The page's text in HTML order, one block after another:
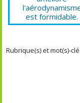
est formidable.
Rubrique(s) et mot(s)-